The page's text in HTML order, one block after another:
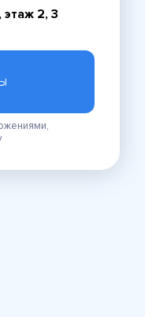
этаж 2, 3